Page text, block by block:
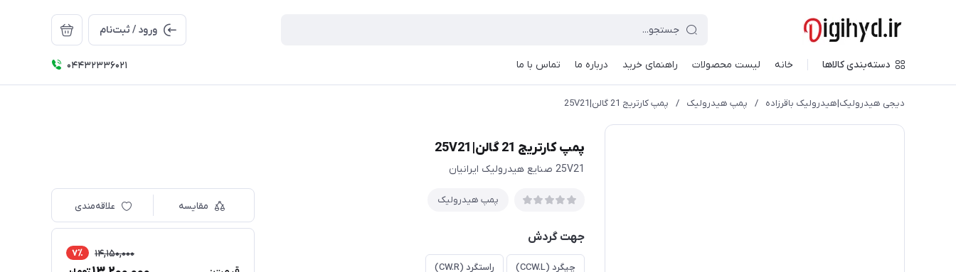
ورود / ثبت‌نام
دسته‌بندی کالاها خانه لیست محصولات راهنمای خرید درباره ما تماس با ما 04432336021
دیجی هیدرولیک|هیدرولیک باقرزاده / پمپ هیدرولیک / پمپ کارتریج 21 گالن|25V21
پمپ کارتریج 21 گالن|25V21
25V21 صنایع هیدرولیک ایرانیان
پمپ هیدرولیک
جهت گردش
چپگرد (CCW.L) راستگرد (CW.R)
مقایسه علاقه‌مندی
14,150,000 7٪